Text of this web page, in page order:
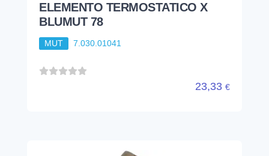
ELEMENTO TERMOSTATICO X
BLUMUT 78
MUT 7.030.01041
23,33 €